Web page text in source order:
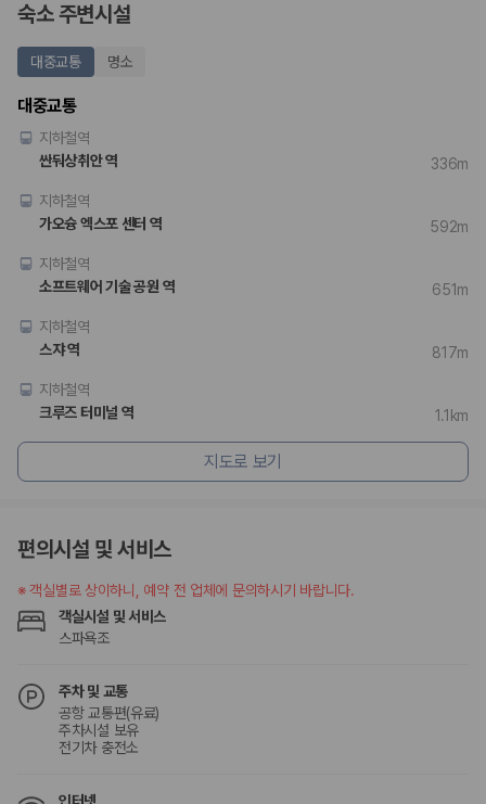
숙소 주변시설
대중교통 명소
대중교통
지하철역
싼둬상취안 역
336m
지하철역
가오슝 엑스포 센터 역
592m
지하철역
소프트웨어 기술 공원 역
651m
지하철역
스쟈 역
817m
지하철역
크루즈 터미널 역
1.1km
지도로 보기
편의시설 및 서비스
※객실별로 상이하니, 예약 전 업체에 문의하시기 바랍니다.
객실시설 및 서비스
스파욕조
주차 및 교통
공항 교통편(유료)
주차시설 보유
전기차 충전소